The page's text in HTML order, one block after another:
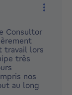
Consultor
travail lors
très
nos
au long